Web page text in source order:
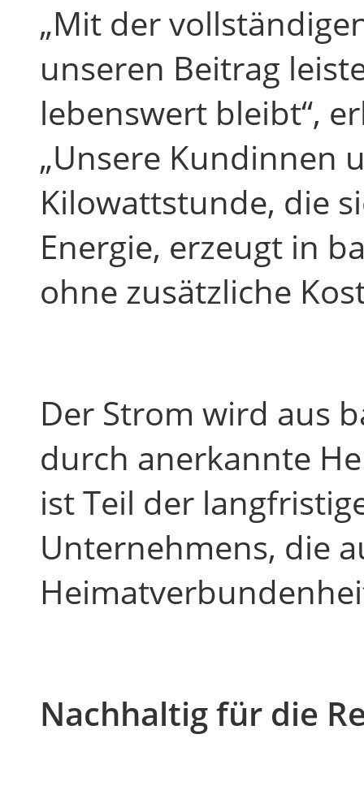
„Mit der
unseren Beitrag
lebenswert bleibt“,
„Unsere Kundinnen
Kilowattstunde, die
Energie, erzeugt in
ohne zusätzliche
Der Strom wird aus
durch anerkannte
ist Teil der
Unternehmens, die
Nachhaltig für die